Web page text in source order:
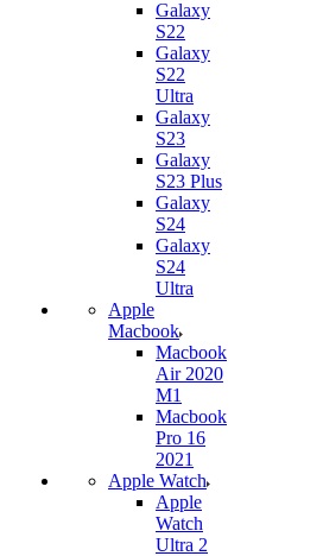
Galaxy
S22
Galaxy
S22
Ultra
Galaxy
S23
Galaxy
S23 Plus
Galaxy
S24
Galaxy
S24
Ultra
Apple
Macbook
Macbook
Air 2020
M1
Macbook
Pro 16
2021
Apple Watch
Apple
Watch
Ultra 2